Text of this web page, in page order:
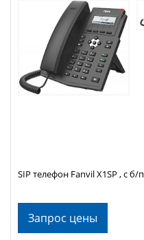
Запрос цены
SIP телефон Fanvil X1SP , с б/п